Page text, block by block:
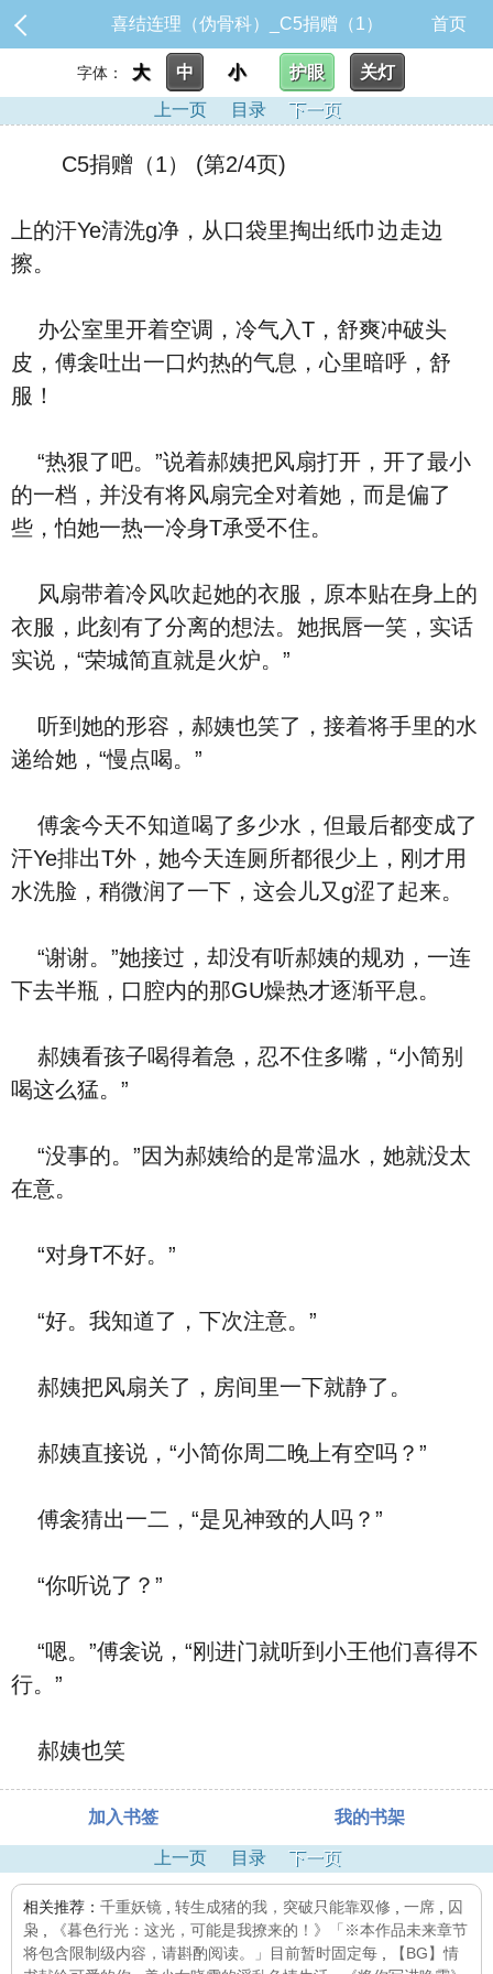
喜结连理（伪骨科）_C5捐赠（1） 首页
字体： 大 中 小 护眼
关灯
上一页
目录 下一页
C5捐赠（1） (第2/4页)
上的汗Ye清洗g净，从口袋里掏出纸巾边走边
擦。
办公室里开着空调，冷气入T，舒爽冲破头
皮，傅衾吐出一口灼热的气息，心里暗呼，舒
服！
“热狠了吧。”说着郝姨把风扇打开，开了最小
的一档，并没有将风扇完全对着她，而是偏了
些，怕她一热一冷身T承受不住。
风扇带着冷风吹起她的衣服，原本贴在身上的
衣服，此刻有了分离的想法。她抿唇一笑，实话
实说，“荣城简直就是火炉。”
听到她的形容，郝姨也笑了，接着将手里的水
递给她，“慢点喝。”
傅衾今天不知道喝了多少水，但最后都变成了
汗Ye排出T外，她今天连厕所都很少上，刚才用
水洗脸，稍微润了一下，这会儿又g涩了起来。
“谢谢。”她接过，却没有听郝姨的规劝，一连
下去半瓶，口腔内的那GU燥热才逐渐平息。
郝姨看孩子喝得着急，忍不住多嘴，“小简别
喝这么猛。”
“没事的。”因为郝姨给的是常温水，她就没太
在意。
“对身T不好。”
“好。我知道了，下次注意。”
郝姨把风扇关了，房间里一下就静了。
郝姨直接说，“小简你周二晚上有空吗？”
傅衾猜出一二，“是见神致的人吗？”
“你听说了？”
“嗯。”傅衾说，“刚进门就听到小王他们喜得不
行。”
郝姨也笑
加入书签 我的书架
上一页 目录 下一页
相关推荐： 千重妖镜 转生成猪的我，突破只能靠双修 一席
囚
枭
《暮色行光：这光，可能是我撩来的！》「※本作品未来章节
将包含限制级内容，请斟酌阅读。」目前暂时固定每
【BG】情